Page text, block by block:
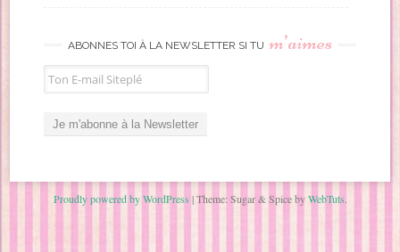
ABONNES TOI À LA NEWSLETTER SI TU m’aimes
Proudly powered by WordPress |Theme: Sugar & Spice byWebTuts.